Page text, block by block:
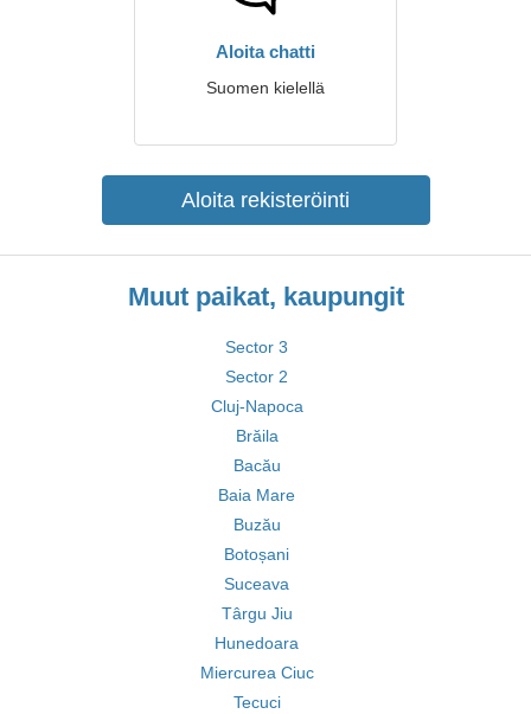
Aloita chatti
Suomen kielellä
Aloita rekisteröinti
Muut paikat, kaupungit
Sector 3
Sector 2
Cluj-Napoca
Brăila
Bacău
Baia Mare
Buzău
Botoșani
Suceava
Târgu Jiu
Hunedoara
Miercurea Ciuc
Tecuci